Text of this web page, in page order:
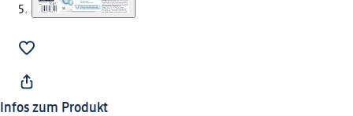
Infos zum Produkt